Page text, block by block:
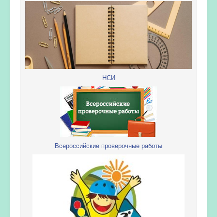
НСИ
Всероссийские проверочные работы